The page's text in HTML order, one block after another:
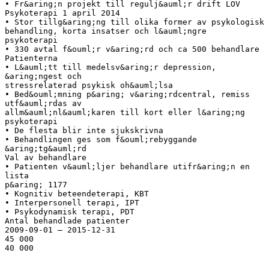
• Fr&aring;n projekt till regulj&auml;r drift LOV
Psykoterapi 1 april 2014
• Stor tillg&aring;ng till olika former av psykologisk
behandling, korta insatser och l&auml;ngre
psykoterapi
• 330 avtal f&ouml;r v&aring;rd och ca 500 behandlare
Patienterna
• L&auml;tt till medelsv&aring;r depression,
&aring;ngest och
stressrelaterad psykisk oh&auml;lsa
• Bed&ouml;mning p&aring; v&aring;rdcentral, remiss
utf&auml;rdas av
allm&auml;nl&auml;karen till kort eller l&aring;ng
psykoterapi
• De flesta blir inte sjukskrivna
• Behandlingen ges som f&ouml;rebyggande
&aring;tg&auml;rd
Val av behandlare
• Patienten v&auml;ljer behandlare utifr&aring;n en
lista
p&aring; 1177
• Kognitiv beteendeterapi, KBT
• Interpersonell terapi, IPT
• Psykodynamisk terapi, PDT
Antal behandlade patienter
2009-09-01 – 2015-12-31
45 000
40 000